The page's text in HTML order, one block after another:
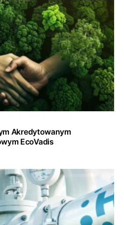
Akredytowanym
EcoVadis